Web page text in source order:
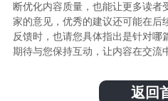
断优化内容质量，也能让更多读者
家的意见，优秀的建议还可能在后
反馈时，也请您具体指出是针对哪
期待与您保持互动，让内容在交流
返回